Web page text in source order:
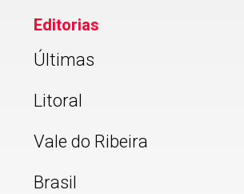
Editorias
Últimas
Litoral
Vale do Ribeira
Brasil